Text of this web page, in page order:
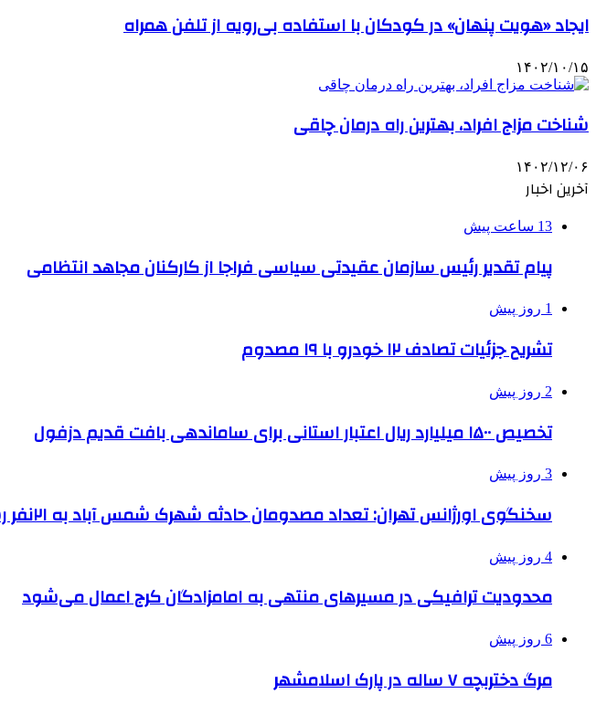
ایجاد «هویت پنهان» در کودکان با استفاده بی‌رویه از تلفن همراه
۱۴۰۲/۱۰/۱۵
شناخت مزاج افراد، بهترین راه درمان چاقی
۱۴۰۲/۱۲/۰۶
آخرین اخبار
13 ساعت پیش
پیام تقدیر رئیس سازمان عقیدتی سیاسی فراجا از کارکنان مجاهد انتظامی
1 روز پیش
تشریح جزئیات تصادف ۱۲ خودرو با ۱۹ مصدوم
2 روز پیش
تخصیص ۱۵۰۰ میلیارد ریال اعتبار استانی برای ساماندهی بافت قدیم دزفول
3 روز پیش
سخنگوی اورژانس تهران: تعداد مصدومان حادثه شهرک شمس آباد به ۲۱نفر رسید
4 روز پیش
محدودیت ترافیکی در مسیرهای منتهی به امامزادگان کرج اعمال می‌شود
6 روز پیش
مرگ دختربچه ۷ ساله در پارک اسلامشهر